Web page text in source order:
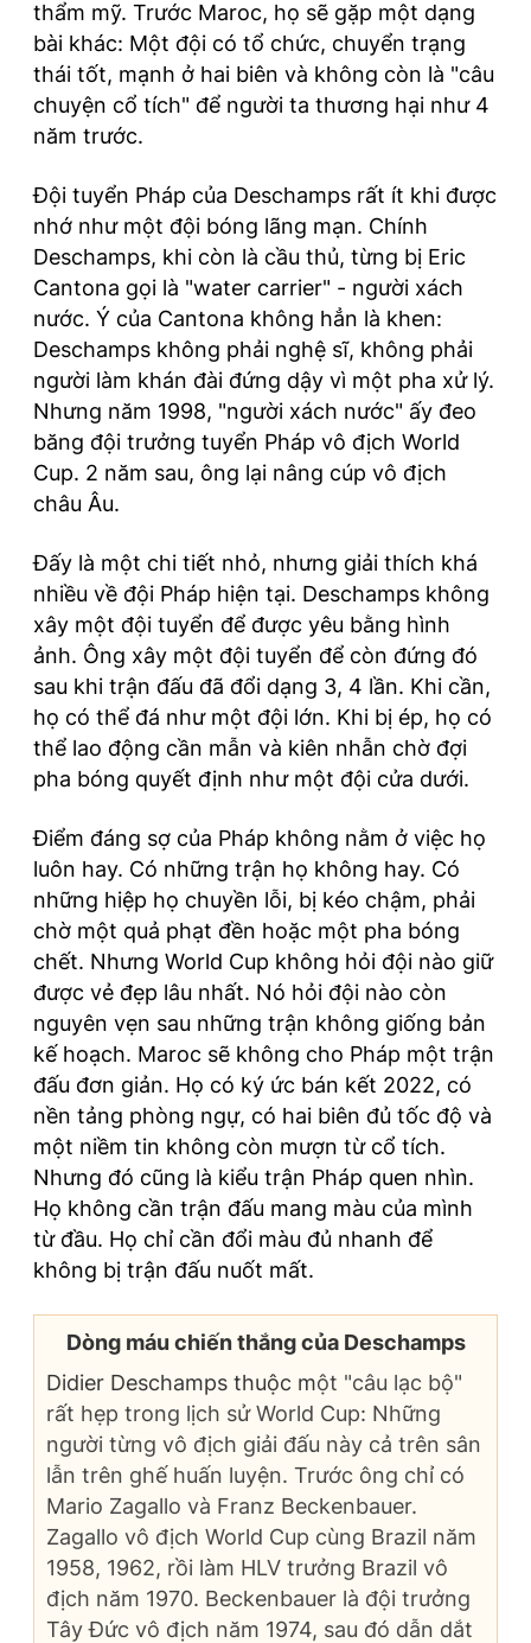
thẩm mỹ. Trước Maroc, họ sẽ gặp một dạng
bài khác: Một đội có tổ chức, chuyển trạng
thái tốt, mạnh ở hai biên và không còn là "câu
chuyện cổ tích" để người ta thương hại như 4
năm trước.
Đội tuyển Pháp của Deschamps rất ít khi được
nhớ như một đội bóng lãng mạn. Chính
Deschamps, khi còn là cầu thủ, từng bị Eric
Cantona gọi là "water carrier" - người xách
nước. Ý của Cantona không hẳn là khen:
Deschamps không phải nghệ sĩ, không phải
người làm khán đài đứng dậy vì một pha xử lý.
Nhưng năm 1998, "người xách nước" ấy đeo
băng đội trưởng tuyển Pháp vô địch World
Cup. 2 năm sau, ông lại nâng cúp vô địch
châu Âu.
Đấy là một chi tiết nhỏ, nhưng giải thích khá
nhiều về đội Pháp hiện tại. Deschamps không
xây một đội tuyển để được yêu bằng hình
ảnh. Ông xây một đội tuyển để còn đứng đó
sau khi trận đấu đã đổi dạng 3, 4 lần. Khi cần,
họ có thể đá như một đội lớn. Khi bị ép, họ có
thể lao động cần mẫn và kiên nhẫn chờ đợi
pha bóng quyết định như một đội cửa dưới.
Điểm đáng sợ của Pháp không nằm ở việc họ
luôn hay. Có những trận họ không hay. Có
những hiệp họ chuyền lỗi, bị kéo chậm, phải
chờ một quả phạt đền hoặc một pha bóng
chết. Nhưng World Cup không hỏi đội nào giữ
được vẻ đẹp lâu nhất. Nó hỏi đội nào còn
nguyên vẹn sau những trận không giống bản
kế hoạch. Maroc sẽ không cho Pháp một trận
đấu đơn giản. Họ có ký ức bán kết 2022, có
nền tảng phòng ngự, có hai biên đủ tốc độ và
một niềm tin không còn mượn từ cổ tích.
Nhưng đó cũng là kiểu trận Pháp quen nhìn.
Họ không cần trận đấu mang màu của mình
từ đầu. Họ chỉ cần đổi màu đủ nhanh để
không bị trận đấu nuốt mất.
Dòng máu chiến thắng của Deschamps
Didier Deschamps thuộc một "câu lạc bộ"
rất hẹp trong lịch sử World Cup: Những
người từng vô địch giải đấu này cả trên sân
lẫn trên ghế huấn luyện. Trước ông chỉ có
Mario Zagallo và Franz Beckenbauer.
Zagallo vô địch World Cup cùng Brazil năm
1958, 1962, rồi làm HLV trưởng Brazil vô
địch năm 1970. Beckenbauer là đội trưởng
Tây Đức vô địch năm 1974, sau đó dẫn dắt